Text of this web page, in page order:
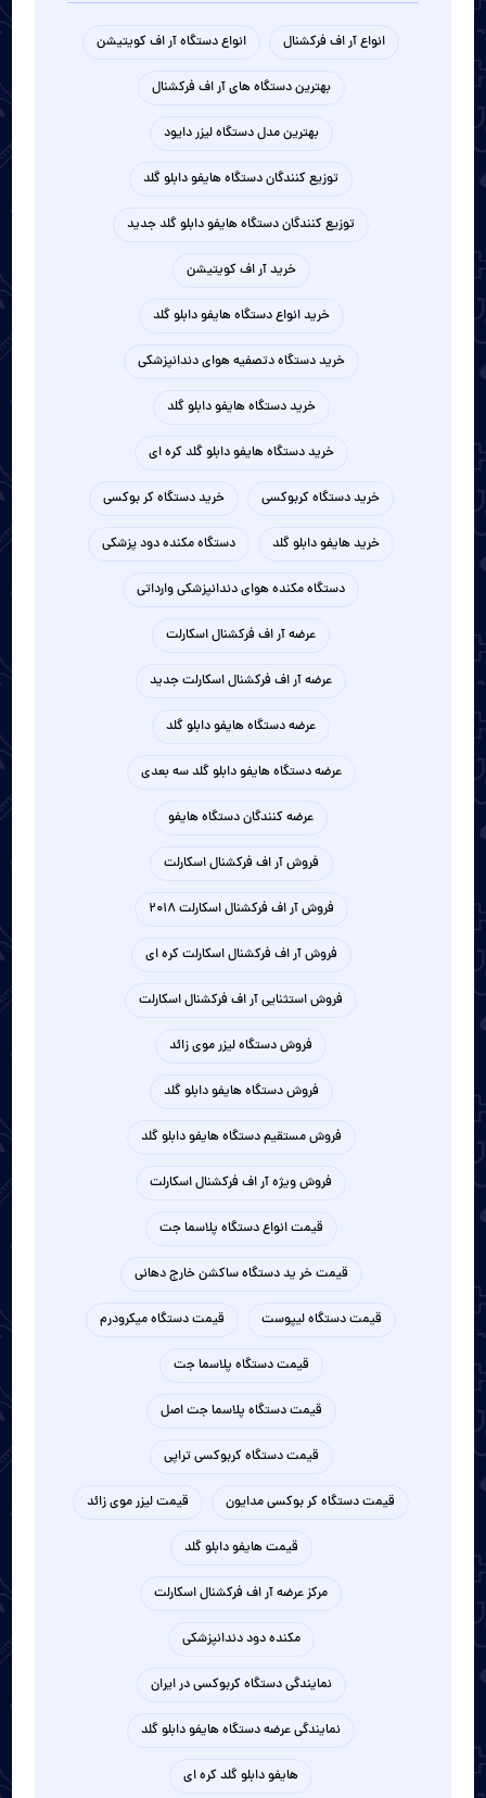
انواع آر اف فرکشنال انواع دستگاه آر اف کویتیشن
بهترین دستگاه های آر اف فرکشنال
بهترین مدل دستگاه لیزر دایود
توزیع کنندگان دستگاه هایفو دابلو گلد
توزیع کنندگان دستگاه هایفو دابلو گلد جدید
خرید آر اف کویتیشن
خرید انواع دستگاه هایفو دابلو گلد
خرید دستگاه دتصفیه هوای دندانپزشکی
خرید دستگاه هایفو دابلو گلد
خرید دستگاه هایفو دابلو گلد کره ای
خرید دستگاه کربوکسی خرید دستگاه کر بوکسی
خرید هایفو دابلو گلد دستگاه مکنده دود پزشکی
دستگاه مکنده هوای دندانپزشکی وارداتی
عرضه آر اف فرکشنال اسکارلت
عرضه آر اف فرکشنال اسکارلت جدید
عرضه دستگاه هایفو دابلو گلد
عرضه دستگاه هایفو دابلو گلد سه بعدی
عرضه کنندگان دستگاه هایفو
فروش آر اف فرکشنال اسکارلت
فروش آر اف فرکشنال اسکارلت 2018
فروش آر اف فرکشنال اسکارلت کره ای
فروش استثنایی آر اف فرکشنال اسکارلت
فروش دستگاه لیزر موی زائد
فروش دستگاه هایفو دابلو گلد
فروش مستقیم دستگاه هایفو دابلو گلد
فروش ویژه آر اف فرکشنال اسکارلت
قیمت انواع دستگاه پلاسما جت
قیمت خر ید دستگاه ساکشن خارج دهانی
قیمت دستگاه لیپوست قیمت دستگاه میکرودرم
قیمت دستگاه پلاسما جت
قیمت دستگاه پلاسما جت اصل
قیمت دستگاه کربوکسی تراپی
قیمت دستگاه کر بوکسی مدایون قیمت لیزر موی زائد
قیمت هایفو دابلو گلد
مرکز عرضه آر اف فرکشنال اسکارلت
مکنده دود دندانپزشکی
نمایندگی دستگاه کربوکسی در ایران
نمایندگی عرضه دستگاه هایفو دابلو گلد
هایفو دابلو گلد کره ای